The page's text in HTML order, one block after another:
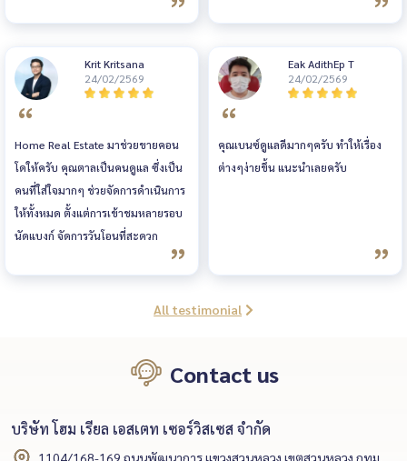
Krit Kritsana
24/02/2569
Home Real Estate มาช่วยขายคอน
โดให้ครับ คุณตาลเป็นคนดูแล ซึ่งเป็น
คนที่ใส่ใจมากๆ ช่วยจัดการดำเนินการ
ให้ทั้งหมด ตั้งแต่การเข้าชมหลายรอบ
นัดแบงก์ จัดการวันโอนที่สะดวก
รวดเร็ว เป็น Agent ที่น่ารักมาก เข้าใจ
ราคาเหมาะสม ไม่ได้เอาแต่กดราคา
Eak AdithEp T
24/02/2569
คุณเบนซ์ดูแลดีมากๆครับ ทำให้เรื่อง
ต่างๆง่ายขึ้น แนะนำเลยครับ
All testimonial
Contact us
บริษัท โฮม เรียล เอสเตท เซอร์วิสเซส จำกัด
1104/168-169 ถนนพัฒนาการ แขวงสวนหลวง เขตสวนหลวง กทม.